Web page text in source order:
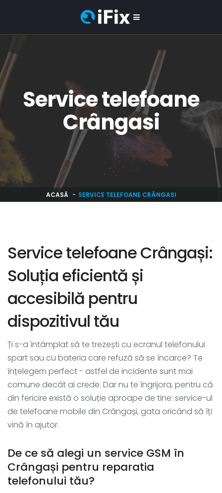
Service telefoane
Crângasi
ACASĂ SERVICE TELEFOANE CRÂNGASI
Service telefoane Crângași:
Soluția eficientă și
accesibilă pentru
dispozitivul tău
Ți s-a întâmplat să te trezești cu ecranul telefonului
spart sau cu bateria care refuză să se încarce? Te
înțelegem perfect - astfel de incidente sunt mai
comune decât ai crede. Dar nu te îngrijora, pentru că
din fericire există o soluție aproape de tine: service-ul
de telefoane mobile din Crângași, gata oricând să îți
vină în ajutor.
De ce să alegi un service GSM în
Crângași pentru reparatia
telefonului tău?